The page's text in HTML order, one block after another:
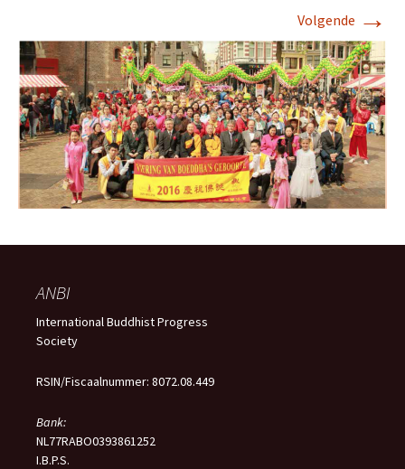
Volgende →
ANBI
International Buddhist Progress
Society
RSIN/Fiscaalnummer: 8072.08.449
Bank:
NL77RABO0393861252
I.B.P.S.